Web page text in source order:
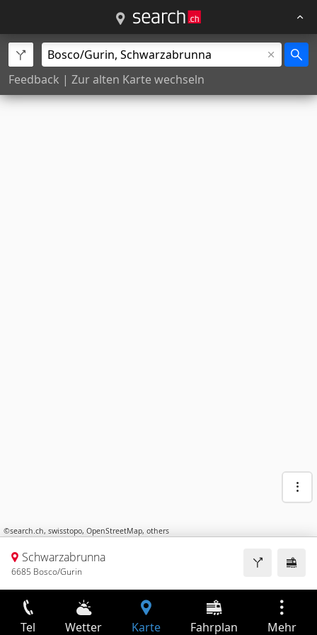
Feedback | Zur alten Karte wechseln
©search.ch, swisstopo, OpenStreetMap, others
Schwarzabrunna
6685 Bosco/Gurin
Tel Wetter Karte Fahrplan Mehr